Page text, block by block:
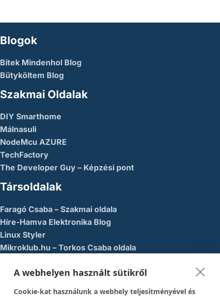
Blogok
Bitek Mindenhol Blog
Bütyköltem Blog
Szakmai Oldalak
DIY Smarthome
Málnasuli
NodeMcu AZURE
TechFactory
The Developer Guy – Képzési pont
Társoldalak
Faragó Csaba – Szakmai oldala
Híre-Hamva Elektronika Blog
Linux Styler
Mikroklub.hu – Torkos Csaba oldala
Közösségi Média
A webhelyen használt sütikről
Cookie-kat használunk a webhely teljesítményével és